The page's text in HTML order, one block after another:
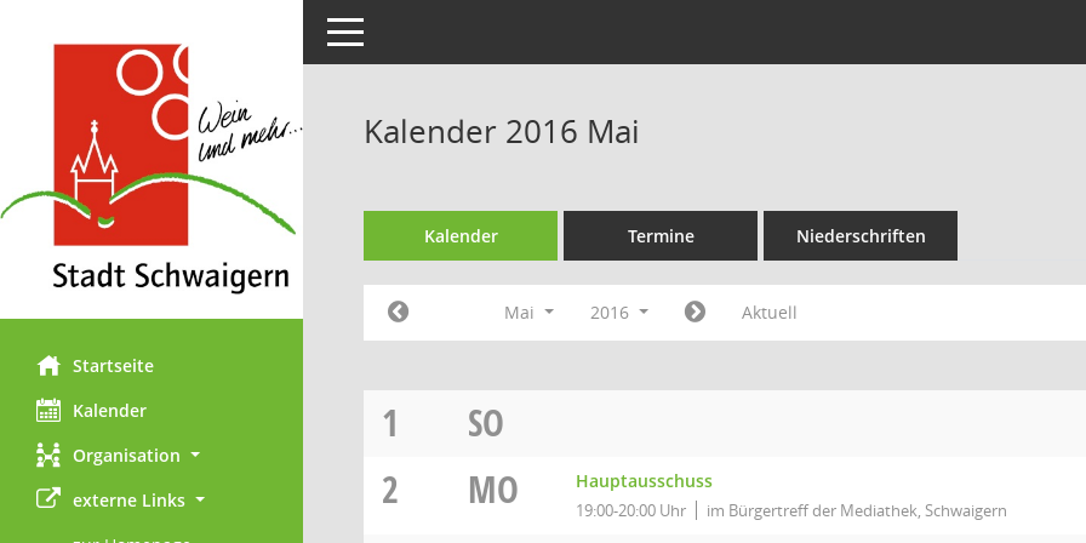
Startseite
Kalender
Organisation
externe Links
Toggle navigation
Kalender 2016 Mai
Kalender Termine Niederschriften
Mai 2016 Aktuell
1
SO
2
MO Hauptausschuss
19:00-20:00 Uhr im Bürgertreff der Mediathek, Schwaigern